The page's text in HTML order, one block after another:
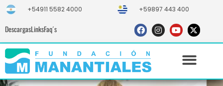
+54911 5582 4000 +59897 443 400
DescargasLinksFaq´s